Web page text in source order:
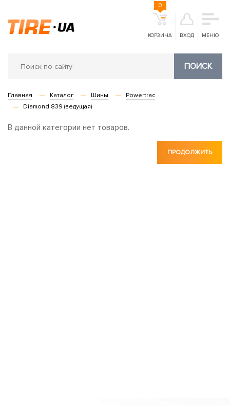
КОРЗИНА
0
ВХОД МЕНЮ
ПОИСК
Главная Каталог Шины
Powertrac
Diamond 839 (ведущая)
В данной категории нет товаров.
ПРОДОЛЖИТЬ